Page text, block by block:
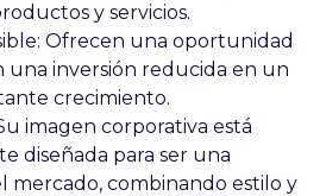
y servicios.
Ofrecen una oportunidad
una inversión reducida en un
crecimiento.
imagen corporativa está
diseñada para ser una
mercado, combinando estilo y